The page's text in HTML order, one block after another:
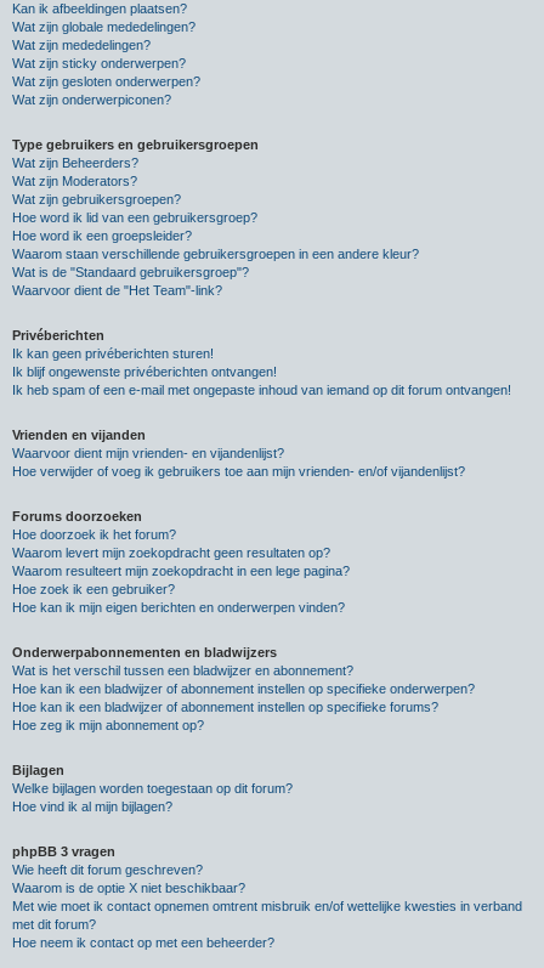
Kan ik afbeeldingen plaatsen?
Wat zijn globale mededelingen?
Wat zijn mededelingen?
Wat zijn sticky onderwerpen?
Wat zijn gesloten onderwerpen?
Wat zijn onderwerpiconen?
Type gebruikers en gebruikersgroepen
Wat zijn Beheerders?
Wat zijn Moderators?
Wat zijn gebruikersgroepen?
Hoe word ik lid van een gebruikersgroep?
Hoe word ik een groepsleider?
Waarom staan verschillende gebruikersgroepen in een andere kleur?
Wat is de "Standaard gebruikersgroep"?
Waarvoor dient de "Het Team"-link?
Privéberichten
Ik kan geen privéberichten sturen!
Ik blijf ongewenste privéberichten ontvangen!
Ik heb spam of een e-mail met ongepaste inhoud van iemand op dit forum ontvangen!
Vrienden en vijanden
Waarvoor dient mijn vrienden- en vijandenlijst?
Hoe verwijder of voeg ik gebruikers toe aan mijn vrienden- en/of vijandenlijst?
Forums doorzoeken
Hoe doorzoek ik het forum?
Waarom levert mijn zoekopdracht geen resultaten op?
Waarom resulteert mijn zoekopdracht in een lege pagina?
Hoe zoek ik een gebruiker?
Hoe kan ik mijn eigen berichten en onderwerpen vinden?
Onderwerpabonnementen en bladwijzers
Wat is het verschil tussen een bladwijzer en abonnement?
Hoe kan ik een bladwijzer of abonnement instellen op specifieke onderwerpen?
Hoe kan ik een bladwijzer of abonnement instellen op specifieke forums?
Hoe zeg ik mijn abonnement op?
Bijlagen
Welke bijlagen worden toegestaan op dit forum?
Hoe vind ik al mijn bijlagen?
phpBB 3 vragen
Wie heeft dit forum geschreven?
Waarom is de optie X niet beschikbaar?
Met wie moet ik contact opnemen omtrent misbruik en/of wettelijke kwesties in verband
met dit forum?
Hoe neem ik contact op met een beheerder?